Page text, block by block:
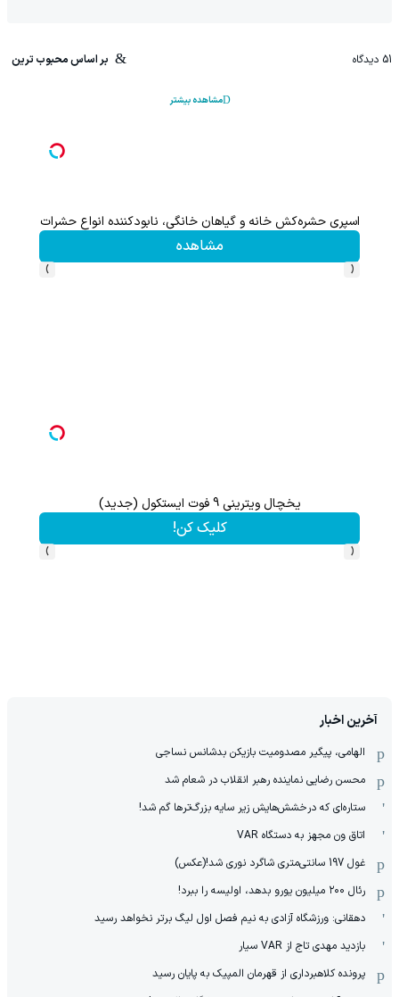
51 دیدگاه بر اساس محبوب ترین
مشاهده بیشتر
یخچال ویترینی 9 فوت ایستکول (جدید)
کلیک کن!
اسپری
‹
›
با دوره جامع لینگانو ، مکالمه انگلیسی رو حرفه ای یاد بگیر
کلیک کن!
‹
›
آخرین اخبار
الهامی، پیگیر مصدومیت بازیکن بدشانس نساجی
محسن رضایی نماینده رهبر انقلاب در شعام شد
ستاره‌ای که درخشش‌هایش زیر سایه بزرگ‌ترها گم شد!
اتاق ون مجهز به دستگاه VAR
غول 197 سانتی‌متری شاگرد نوری شد!(عکس)
رئال ۲۰۰ میلیون یورو بدهد، اولیسه را ببرد!
دهقانی: ورزشگاه آزادی به نیم فصل اول لیگ برتر نخواهد رسید
بازدید مهدی تاج از VAR سیار
پرونده کلاهبرداری از قهرمان المپیک به پایان رسید